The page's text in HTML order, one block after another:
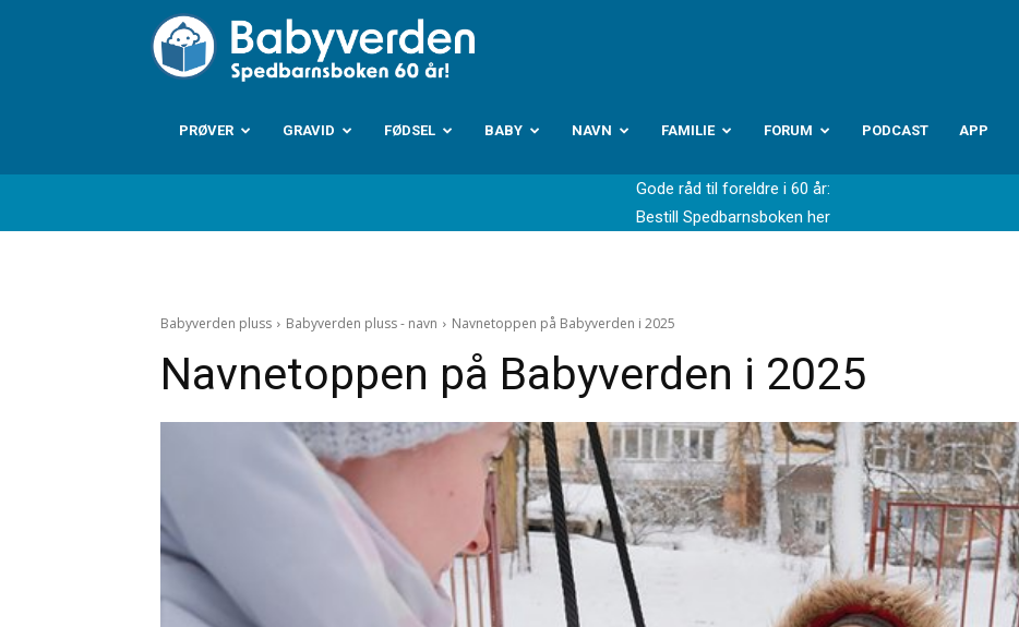
Babyverden.no
PRØVER GRAVID FØDSEL BABY NAVN FAMILIE FORUM PODCAST APP
Gode råd til foreldre i 60 år:
Bestill Spedbarnsboken her
Babyverden pluss Babyverden pluss - navn Navnetoppen på Babyverden i 2025
Navnetoppen på Babyverden i 2025